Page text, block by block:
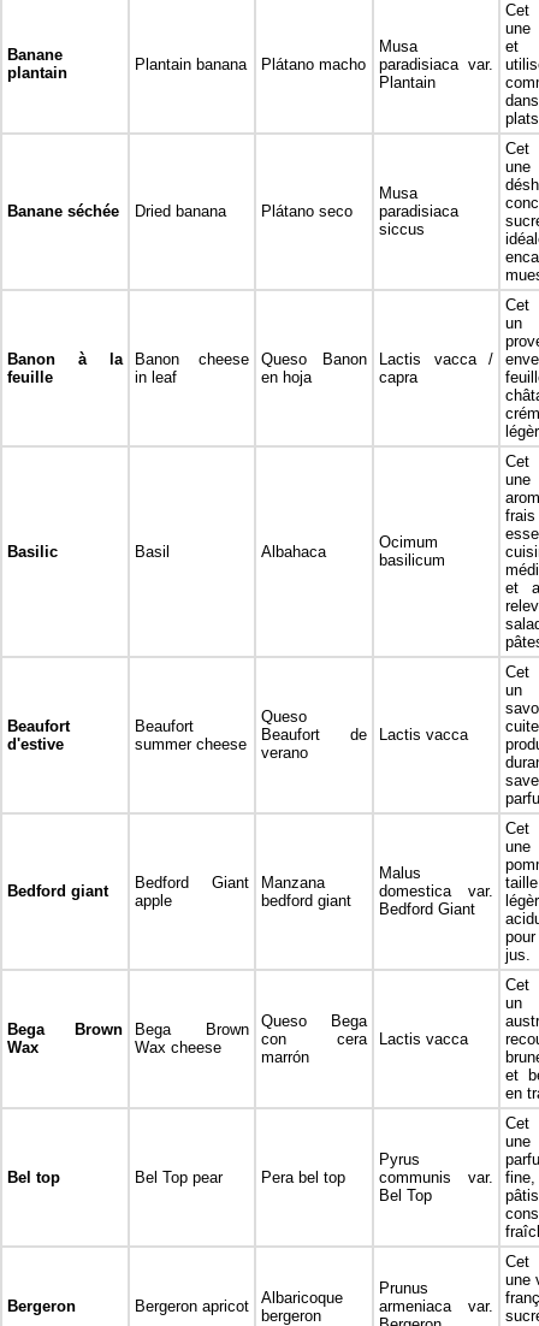
Banane
plantain
Plantain banana Plátano macho
Musa
paradisiaca var.
Plantain
Cet
une
et
Banane séchée Dried banana Plátano seco
Musa
paradisiaca
siccus
Cet
Banon à la
feuille
Banon cheese
in leaf
Queso Banon
en hoja
Lactis vacca /
capra
Cet
Basilic Basil Albahaca
Ocimum
basilicum
Cet
et
Beaufort
d'estive
Beaufort
summer cheese
Queso
Beaufort de
verano
Lactis vacca
Cet
Bedford giant
Bedford Giant
apple
Manzana
bedford giant
Malus
domestica var.
Bedford Giant
Cet
jus.
Bega Brown
Wax
Bega Brown
Wax cheese
Queso Bega
con cera
marrón
Lactis vacca
Cet
et
en
Bel top Bel Top pear Pera bel top
Pyrus
communis var.
Bel Top
Cet
une
Bergeron Bergeron apricot
Albaricoque
bergeron
Prunus
armeniaca var.
Cet
une